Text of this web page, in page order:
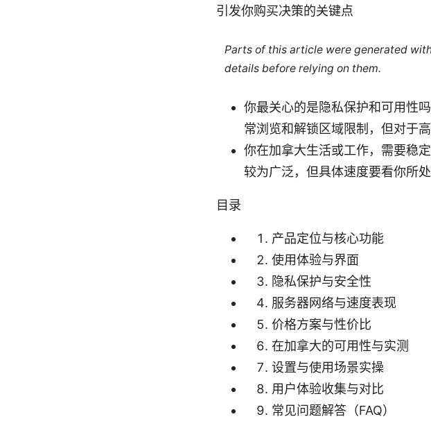
引发你购买决策的关键点
Parts of this article were generated
details before relying on them.
你最关心的是隐私保护和可用性
常浏览和解锁区域限制，但对于
你在加拿大生活或工作，需要稳
较为广泛，但具体速度要看你所处
目录
产品定位与核心功能
使用体验与界面
隐私保护与安全性
服务器网络与速度表现
价格方案与性价比
在加拿大的可用性与实测
设置与使用场景实操
用户体验收集与对比
常见问题解答（FAQ）